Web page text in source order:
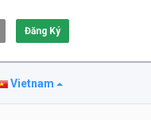
Đăng Ký
Vietnam